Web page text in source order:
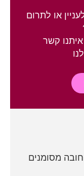
או לתרום
איתנו קשר
מסומנים